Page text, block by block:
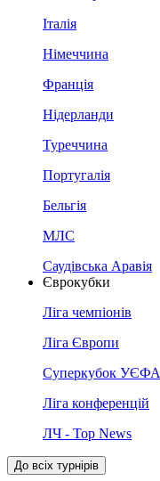
Італія
Німеччина
Франція
Нідерланди
Туреччина
Португалія
Бельгія
МЛС
Саудівська Аравія
Єврокубки
Ліга чемпіонів
Ліга Європи
Суперкубок УЄФА
Ліга конференцій
ЛЧ - Top News
До всіх турнірів